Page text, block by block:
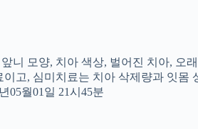
니 모양, 치아 색상, 벌어진 치아,
고, 심미치료는 치아 삭제량과 잇
05월01일 21시45분